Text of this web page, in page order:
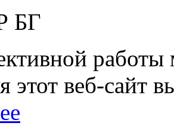
БГ
работы
этот веб-сайт